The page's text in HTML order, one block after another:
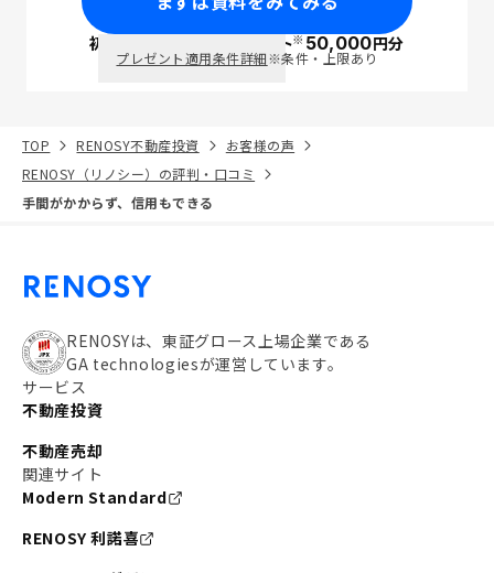
初回面談で ポイント※50,000円分
プレゼント適用条件詳細※条件・上限あり
TOP RENOSY不動産投資
お客様の声
RENOSY（リノシー）の評判・口コミ
手間がかからず、信用もできる
RENOSYは、東証グロース上場企業である
GA technologiesが運営しています。
サービス
不動産投資
不動産売却
関連サイト
Modern Standard
RENOSY 利諾喜